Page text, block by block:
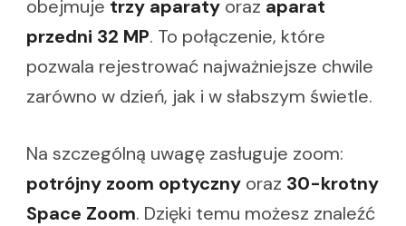
obejmuje trzy aparaty oraz aparat
przedni 32 MP. To połączenie, które
pozwala rejestrować najważniejsze chwile
zarówno w dzień, jak i w słabszym świetle.
Na szczególną uwagę zasługuje zoom:
potrójny zoom optyczny oraz 30-krotny
Space Zoom. Dzięki temu możesz znaleźć